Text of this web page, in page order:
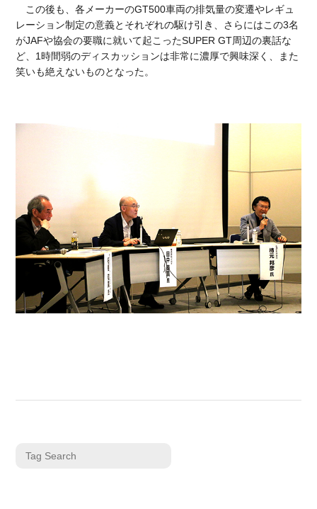
この後も、各メーカーのGT500車両の排気量の変遷やレギュ
レーション制定の意義とそれぞれの駆け引き、さらにはこの3名
がJAFや協会の要職に就いて起こったSUPER GT周辺の裏話な
ど、1時間弱のディスカッションは非常に濃厚で興味深く、また
笑いも絶えないものとなった。